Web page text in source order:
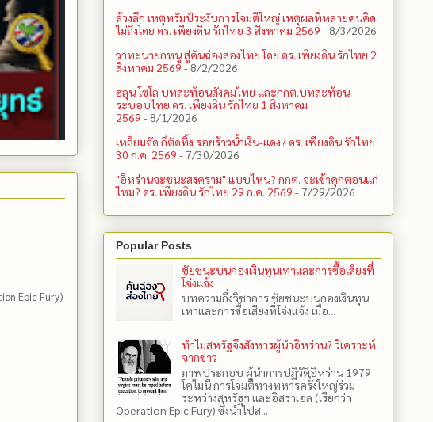
Epic Fury)
ล้วงลึก เหตุทรัมป์ระงับการโจมตีใหญ่ เหตุผลที่หลายคนคิด
ไม่ถึงโดย ดร. เพียงดิน รักไทย 3 สิงหาคม 2569 - 8/3/2026
วาทะนายกหนู สู่คันฉ่องส่องไทย โดย ดร. เพียงดิน รักไทย 2
สิงหาคม 2569 - 8/2/2026
ฮลุน โซโล บทสะท้อนสังคมไทย และกกต.​บทสะท้อน
ระบอบไทย ดร. เพียงดิน รักไทย 1 สิงหาคม
2569 - 8/1/2026
เหลี่ยมจัด ก็ตัดทิ้ง รอยร้าวน้ำเงิน-แดง? ดร. เพียงดิน รักไทย
30 ก.ค. 2569 - 7/30/2026
"อิหร่านจะชนะสงคราม" แบบไหน? กกต. จะเข้าคุกตอนแก่
ไหม? ดร. เพียงดิน รักไทย 29 ก.ค. 2569 - 7/29/2026
Popular Posts
ชัยชนะบนกองเงินทุนเทาและการซื้อเสียงที่
โจ่งแจ้ง
บทความกึ่งวิชาการ ชัยชนะบนกองเงินทุน
เทาและการซื้อเสียงที่โจ่งแจ้ง เมื่อ...
ทำไมสหรัฐจึงสังหารผู้นำอิหร่าน? วิเคราะห์
จากข่าว
ภาพประกอบ ผู้นำการปฏิวัติอิหร่าน 1979
โคไมนี การโจมตีทางทหารครั้งใหญ่ร่วม
ระหว่างสหรัฐฯ และอิสราเอล (เรียกว่า
Operation Epic Fury) ซึ่งนำไปส...